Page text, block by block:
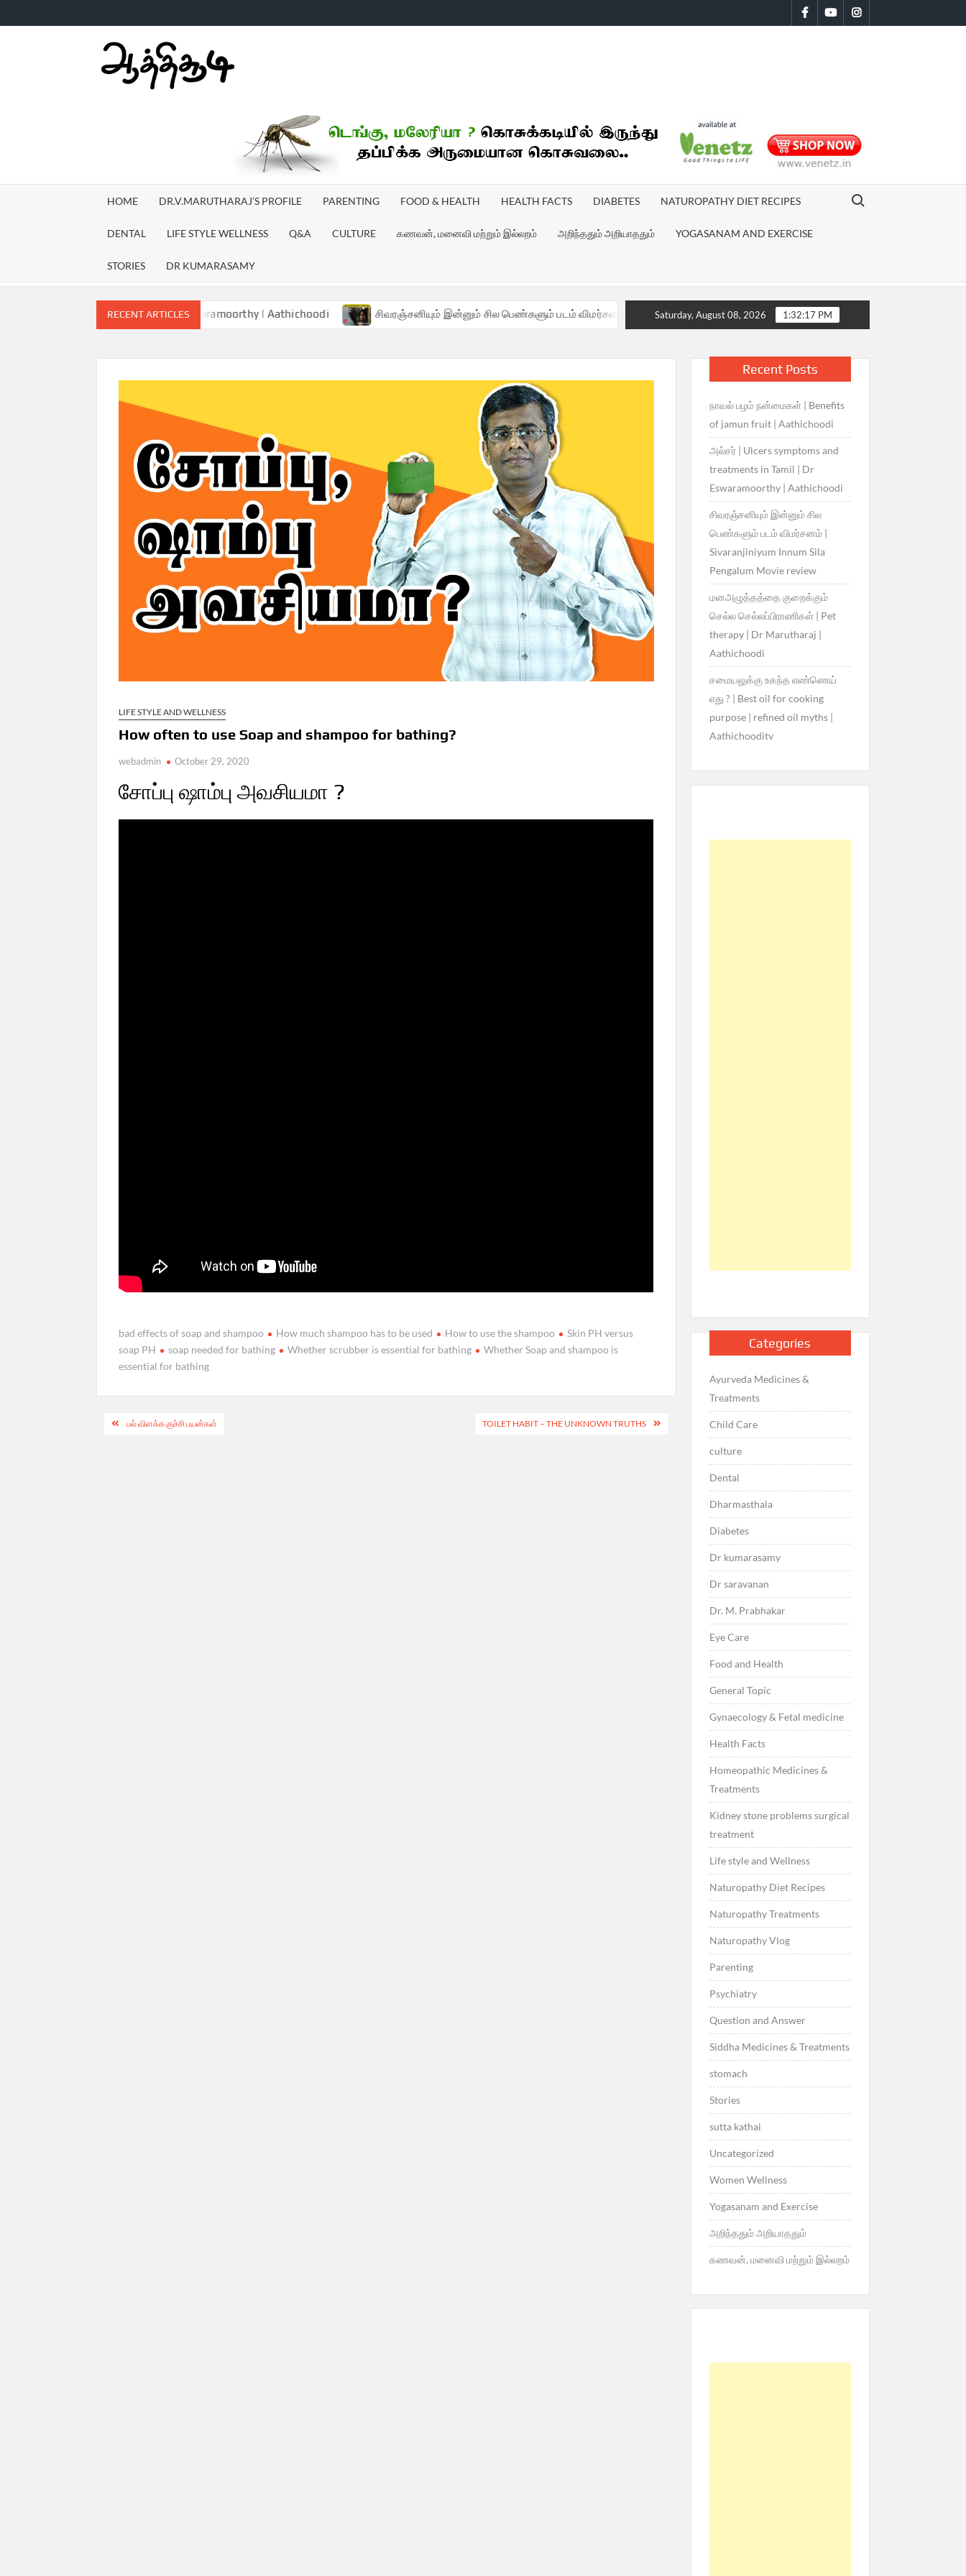
to
FacebookYoutubeInstagram
TV
HOME DR.V.MARUTHARAJ’S PROFILE PARENTING FOOD & HEALTH HEALTH FACTS DIABETES NATUROPATHY DIET RECIPES
DENTAL LIFE STYLE WELLNESS Q&A CULTURE கணவன், மனைவி மற்றும் இல்லறம் அறிந்ததும் அறியாததும் YOGASANAM AND EXERCISE
STORIES DR KUMARASAMY
Search for:
RECENT ARTICLES
in Tamil | Dr Eswaramoorthy | Aathichoodi சிவரஞ்சனியும் இன்னும் சில பெண்களும் படம் விமர்சனம் | Sivaranjiniyum Innum Sila Pengalum Movie review
Saturday, August 08, 2026 1:32:18 PM
LIFE STYLE AND WELLNESS
How often to use Soap and shampoo for bathing?
webadmin October 29, 2020
சோப்பு ஷாம்பு அவசியமா ?
bad effects of soap and shampoo How much shampoo has to be used How to use the shampoo
Skin PH versus
soap PH
soap needed for bathing Whether scrubber is essential for bathing
Whether Soap and shampoo is
essential for bathing
Postபல் விளக்க குச்சி பயன்கள் TOILET HABIT – THE UNKNOWN TRUTHS
Recent Posts
நாவல் பழம் நன்மைகள் | Benefits
of jamun fruit | Aathichoodi
அல்சர் | Ulcers symptoms and
treatments in Tamil | Dr
Eswaramoorthy | Aathichoodi
சிவரஞ்சனியும் இன்னும் சில
பெண்களும் படம் விமர்சனம் |
Sivaranjiniyum Innum Sila
Pengalum Movie review
மனஅழுத்தத்தை குறைக்கும்
செல்ல செல்லப்பிராணிகள் | Pet
therapy | Dr Marutharaj |
Aathichoodi
சமையலுக்கு உகந்த எண்ணெய்
எது ? | Best oil for cooking
purpose | refined oil myths |
Aathichooditv
Categories
Ayurveda Medicines &
Treatments
Child Care
culture
Dental
Dharmasthala
Diabetes
Dr kumarasamy
Dr saravanan
Dr. M. Prabhakar
Eye Care
Food and Health
General Topic
Gynaecology & Fetal medicine
Health Facts
Homeopathic Medicines &
Treatments
Kidney stone problems surgical
treatment
Life style and Wellness
Naturopathy Diet Recipes
Naturopathy Treatments
Naturopathy Vlog
Parenting
Psychiatry
Question and Answer
Siddha Medicines & Treatments
stomach
Stories
sutta kathai
Uncategorized
Women Wellness
Yogasanam and Exercise
அறிந்ததும் அறியாததும்
கணவன், மனைவி மற்றும் இல்லறம்